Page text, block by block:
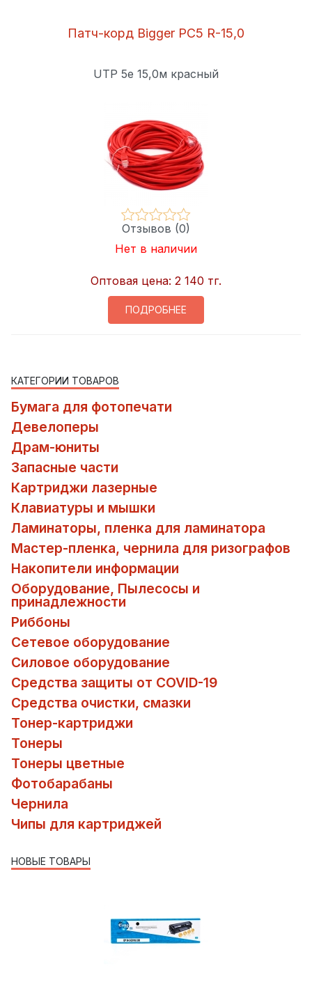
Патч-корд Bigger PC5 R-15,0
UTP 5e 15,0м красный
Отзывов (0)
Нет в наличии
Оптовая цена: 2 140 тг.
ПОДРОБНЕЕ
КАТЕГОРИИ ТОВАРОВ
Бумага для фотопечати
Девелоперы
Драм-юниты
Запасные части
Картриджи лазерные
Клавиатуры и мышки
Ламинаторы, пленка для ламинатора
Мастер-пленка, чернила для ризографов
Накопители информации
Оборудование, Пылесосы и
принадлежности
Риббоны
Сетевое оборудование
Силовое оборудование
Средства защиты от COVID-19
Средства очистки, смазки
Тонер-картриджи
Тонеры
Тонеры цветные
Фотобарабаны
Чернила
Чипы для картриджей
НОВЫЕ ТОВАРЫ